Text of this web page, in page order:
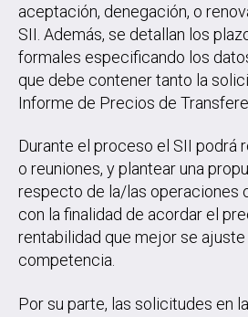
aceptación, denegación, o
SII. Además, se detallan los
formales especificando los
que debe contener tanto la
Informe de Precios de
Durante el proceso el SII podrá
o reuniones, y plantear una
respecto de la/las operaciones
con la finalidad de acordar el
rentabilidad que mejor se
competencia.
Por su parte, las solicitudes en